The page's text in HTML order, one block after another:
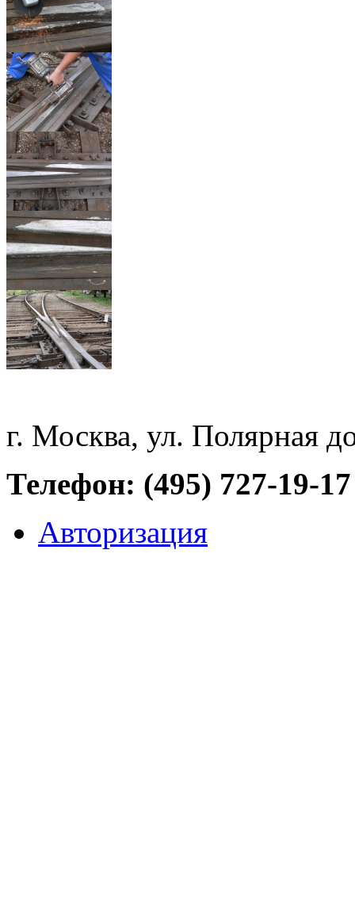
г. Москва, ул. Полярная
Телефон: (495) 727-19-17
Авторизация